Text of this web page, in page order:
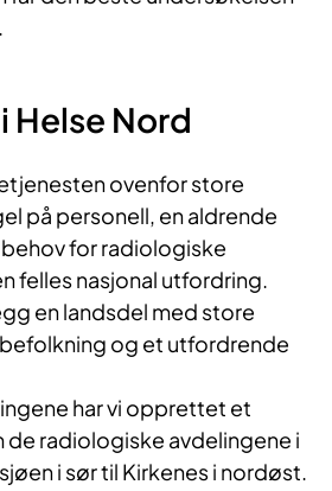
Helse Nord
ovenfor store
på personell, en aldrende
for radiologiske
felles nasjonal utfordring.
en landsdel med store
og et utfordrende
har vi opprettet et
de radiologiske avdelingene i
i sør til Kirkenes i nordøst.